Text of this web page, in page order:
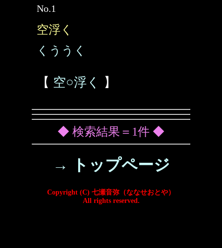
No.1
空浮く
くううく
【 空○浮く 】
◆ 検索結果＝1件 ◆
→ トップページ
Copyright (C) 七瀬音弥（ななせおとや）
All rights reserved.